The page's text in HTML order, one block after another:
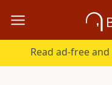
Read ad-free